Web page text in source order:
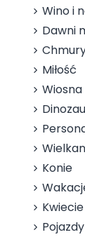
Wino i
Dawni
Miłość
Wiosna
Konie
Kwiecie
Pojazdy